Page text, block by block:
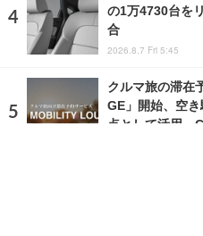
の1万4730台を
合
2026.8.7 Fri 5:45
クルマ旅の滞在
GE」開始、空
点として活用